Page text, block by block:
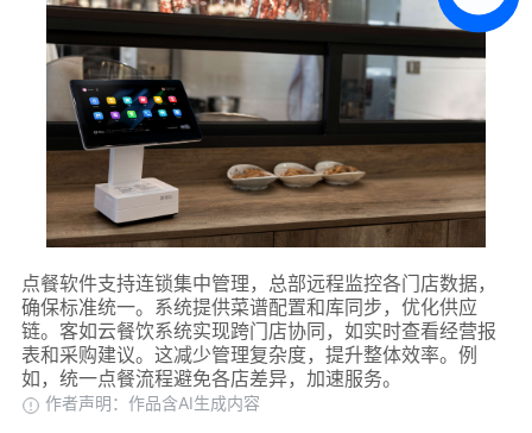
点餐软件支持连锁集中管理，总部远程监控各门店数据，
确保标准统一。系统提供菜谱配置和库同步，优化供应
链。客如云餐饮系统实现跨门店协同，如实时查看经营报
表和采购建议。这减少管理复杂度，提升整体效率。例
如，统一点餐流程避免各店差异，加速服务。
作者声明：作品含AI生成内容
我是老客户，了解最新优惠